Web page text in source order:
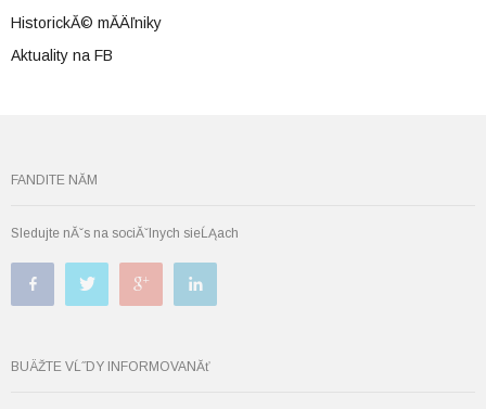
HistorickĂ© mĂ­Äľniky
Aktuality na FB
FANDITE NĂM
Sledujte nĂˇs na sociĂˇlnych sieĹĄach
BUÄŽTE VĹ˝DY INFORMOVANĂť